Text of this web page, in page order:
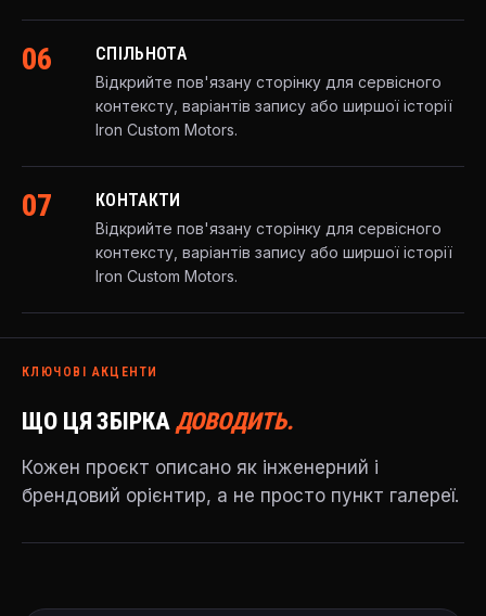
06 СПІЛЬНОТА
Відкрийте пов'язану сторінку для сервісного
контексту, варіантів запису або ширшої історії
Iron Custom Motors.
07 КОНТАКТИ
Відкрийте пов'язану сторінку для сервісного
контексту, варіантів запису або ширшої історії
Iron Custom Motors.
КЛЮЧОВІ АКЦЕНТИ
ЩО ЦЯ ЗБІРКА ДОВОДИТЬ.
Кожен проєкт описано як інженерний і
брендовий орієнтир, а не просто пункт галереї.